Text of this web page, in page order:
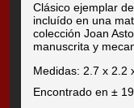
Clásico ejemplar
incluído en una
colección Joan
manuscrita y
Medidas: 2.7 x 2.2
Encontrado en ±